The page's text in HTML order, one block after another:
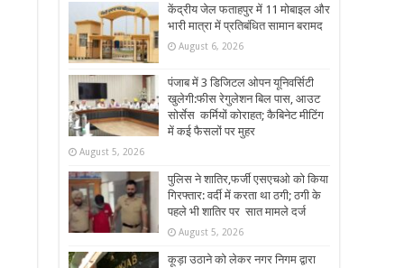
केंद्रीय जेल फताहपुर में 11 मोबाइल और
भारी मात्रा में प्रतिबंधित सामान बरामद
August 6, 2026
पंजाब में 3 डिजिटल ओपन यूनिवर्सिटी
खुलेगी:फीस रेगुलेशन बिल पास, आउट
सोर्सेस कर्मियों कोराहत; कैबिनेट मीटिंग
में कई फैसलों पर मुहर
August 5, 2026
पुलिस ने शातिर,फर्जी एसएचओ को किया
गिरफ्तार: वर्दी में करता था ठगी; ठगी के
पहले भी शातिर पर सात मामले दर्ज
August 5, 2026
कूड़ा उठाने को लेकर नगर निगम द्वारा